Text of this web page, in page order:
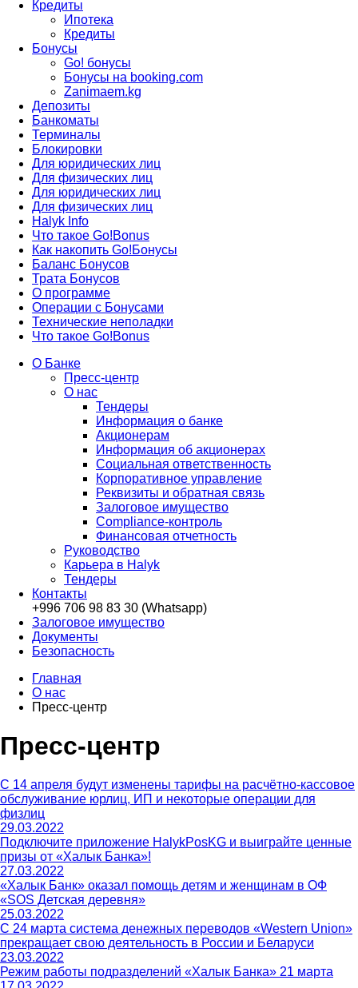
Кредиты
Ипотека
Кредиты
Бонусы
Go! бонусы
Бонусы на booking.com
Zanimaem.kg
Депозиты
Банкоматы
Терминалы
Блокировки
Для юридических лиц
Для физических лиц
Для юридических лиц
Для физических лиц
Halyk Info
Что такое Go!Bonus
Как накопить Go!Бонусы
Баланс Бонусов
Трата Бонусов
О программе
Операции с Бонусами
Технические неполадки
Что такое Go!Bonus
О Банкe
Пресс-центр
О нас
Тендеры
Информация о банке
Акционерам
Информация об акционерах
Социальная ответственность
Корпоративное управление
Реквизиты и обратная связь
Залоговое имущество
Compliance-контроль
Финансовая отчетность
Руководство
Карьера в Halyk
Тендеры
Контакты
+996 706 98 83 30 (Whatsapp)
Залоговое имущество
Документы
Безопасность
Главная
О нас
Пресс-центр
Пресс-центр
С 14 апреля будут изменены тарифы на расчётно-кассовое
обслуживание юрлиц, ИП и некоторые операции для
физлиц
29.03.2022
Подключите приложение HalykPosKG и выиграйте ценные
призы от «Халык Банка»!
27.03.2022
«Халык Банк» оказал помощь детям и женщинам в ОФ
«SOS Детская деревня»
25.03.2022
С 24 марта система денежных переводов «Western Union»
прекращает свою деятельность в России и Беларуси
23.03.2022
Режим работы подразделений «Халык Банка» 21 марта